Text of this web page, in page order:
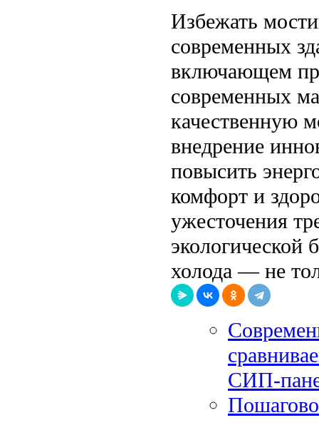
Избежать
современных
включающем
современных
качественную
внедрение
повысить
комфорт и
ужесточения
экологической
холода — не
СИП-